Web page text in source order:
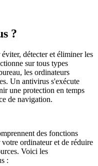
?
détecter et éliminer les
sur tous types
les ordinateurs
Un antivirus s'exécute
une protection en temps
de navigation.
des fonctions
ordinateur et de réduire
Voici les
: